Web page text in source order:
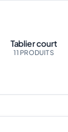
Tablier court
11 PRODUITS